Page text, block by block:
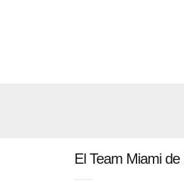
El Team Miami